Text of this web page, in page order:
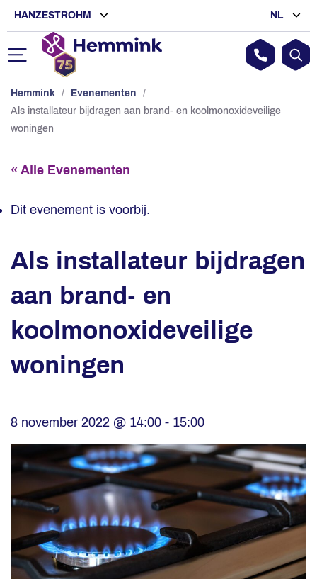
HANZESTROHM NL
Hemmink / Evenementen
/
Als installateur bijdragen aan brand- en koolmonoxideveilige
woningen
« Alle Evenementen
Dit evenement is voorbij.
Als installateur bijdragen
aan brand- en
koolmonoxideveilige
woningen
8 november 2022 @ 14:00 - 15:00